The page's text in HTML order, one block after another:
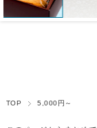
TOP 5,000円～